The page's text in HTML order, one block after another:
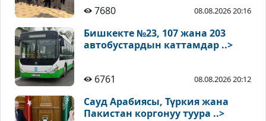
7680 08.08.2026 20:16
Бишкекте №23, 107 жана 203
автобустардын каттамдар ..>
6761 08.08.2026 20:12
Сауд Арабиясы, Түркия жана
Пакистан коргонуу туура ..>